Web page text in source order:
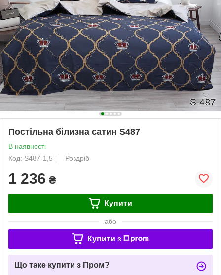
Постільна білизна сатин S487
В наявності
Код: S487-1,5
Роздріб
1 236 ₴
Купити
або
Купити з
Що таке купити з Пром?